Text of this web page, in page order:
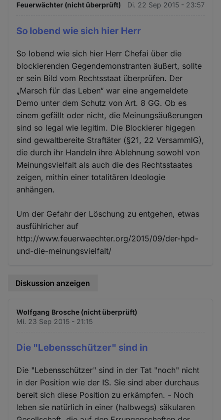
Feuerwächter (nicht überprüft) Di. 22 Sep 2015 - 23:57
So lobend wie sich hier Herr
So lobend wie sich hier Herr Chefai über die
blockierenden Gegendemonstranten äußert, sollte
er sein Bild vom Rechtsstaat überprüfen. Der
„Marsch für das Leben“ war eine angemeldete
Demo unter dem Schutz von Art. 8 GG. Ob es
einem gefällt oder nicht, die Meinungsäußerungen
sind so legal wie legitim. Die Blockierer higegen
sind gewaltbereite Straftäter (§21, 22 VersammlG),
die durch ihr Handeln ihre Ablehnung sowohl von
Meinungsvielfalt als auch die des Rechtsstaates
zeigen, mithin einer totalitären Ideologie
anhängen.
Um der Gefahr der Löschung zu entgehen, etwas
ausfühlricher auf
http://www.feuerwaechter.org/2015/09/der-hpd-
und-die-meinungsvielfalt/
Diskussion anzeigen
Wolfgang Brosche (nicht überprüft)
Mi. 23 Sep 2015 - 21:15
Die "Lebensschützer" sind in
Die "Lebensschützer" sind in der Tat "noch" nicht
in der Position wie der IS. Sie sind aber durchaus
bereit sich diese Position zu erkämpfen. - Noch
leben sie natürlich in einer (halbwegs) säkularen